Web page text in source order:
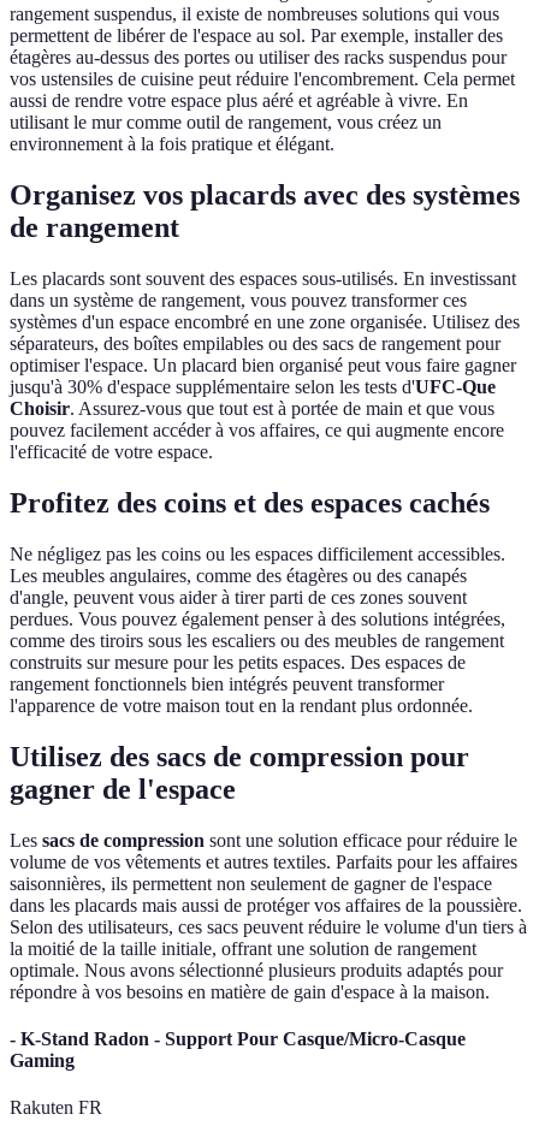
rangement suspendus, il existe de nombreuses solutions qui vous
permettent de libérer de l'espace au sol. Par exemple, installer des
étagères au-dessus des portes ou utiliser des racks suspendus pour
vos ustensiles de cuisine peut réduire l'encombrement. Cela permet
aussi de rendre votre espace plus aéré et agréable à vivre. En
utilisant le mur comme outil de rangement, vous créez un
environnement à la fois pratique et élégant.
Organisez vos placards avec des systèmes
de rangement
Les placards sont souvent des espaces sous-utilisés. En investissant
dans un système de rangement, vous pouvez transformer ces
systèmes d'un espace encombré en une zone organisée. Utilisez des
séparateurs, des boîtes empilables ou des sacs de rangement pour
optimiser l'espace. Un placard bien organisé peut vous faire gagner
jusqu'à 30% d'espace supplémentaire selon les tests d'UFC-Que
Choisir. Assurez-vous que tout est à portée de main et que vous
pouvez facilement accéder à vos affaires, ce qui augmente encore
l'efficacité de votre espace.
Profitez des coins et des espaces cachés
Ne négligez pas les coins ou les espaces difficilement accessibles.
Les meubles angulaires, comme des étagères ou des canapés
d'angle, peuvent vous aider à tirer parti de ces zones souvent
perdues. Vous pouvez également penser à des solutions intégrées,
comme des tiroirs sous les escaliers ou des meubles de rangement
construits sur mesure pour les petits espaces. Des espaces de
rangement fonctionnels bien intégrés peuvent transformer
l'apparence de votre maison tout en la rendant plus ordonnée.
Utilisez des sacs de compression pour
gagner de l'espace
Les sacs de compression sont une solution efficace pour réduire le
volume de vos vêtements et autres textiles. Parfaits pour les affaires
saisonnières, ils permettent non seulement de gagner de l'espace
dans les placards mais aussi de protéger vos affaires de la poussière.
Selon des utilisateurs, ces sacs peuvent réduire le volume d'un tiers à
la moitié de la taille initiale, offrant une solution de rangement
optimale. Nous avons sélectionné plusieurs produits adaptés pour
répondre à vos besoins en matière de gain d'espace à la maison.
- K-Stand Radon - Support Pour Casque/Micro-Casque
Gaming
Rakuten FR